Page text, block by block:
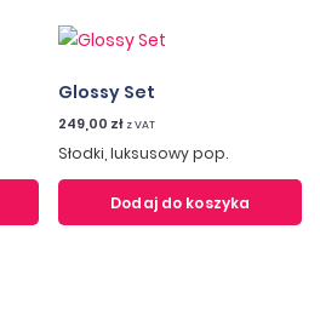
Glossy Set
249,00 zł z VAT
Słodki, luksusowy pop.
Dodaj do koszyka